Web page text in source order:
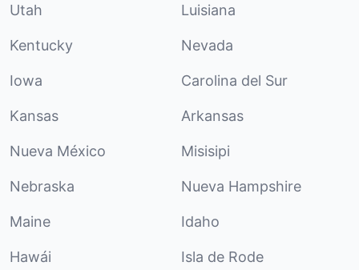
Utah Luisiana
Kentucky Nevada
Iowa Carolina del Sur
Kansas Arkansas
Nueva México Misisipi
Nebraska Nueva Hampshire
Maine Idaho
Hawái Isla de Rode